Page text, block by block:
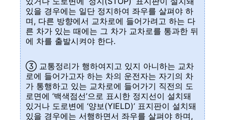
있을 경우에는 일단 정지하여 좌우를 살펴야 하
며, 다른 방향에서 교차로에 들어가려고 하는 다
른 차가 있는 때에는 그 차가 교차로를 통과한 뒤
에 차를 출발시켜야 한다.
③ 교통정리가 행하여지고 있지 아니하는 교차
로에 들어가고자 하는 차의 운전자는 자기의 차
가 통행하고 있는 교차로에 들어가기 직전의 도
로면에 ‘백색점선’으로 표시한 정지선이 설치돼
있거나 도로변에 ‘양보(YIELD)’ 표지판이 설치돼
있을 경우에는 서행하면서 좌우를 살펴야 하며,